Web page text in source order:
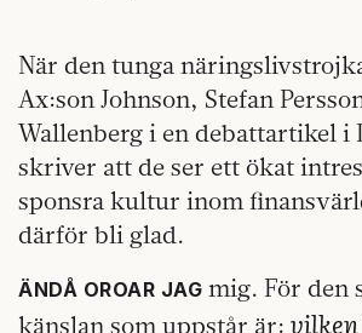
När den tunga
Ax:son Johnson, Stefan
Wallenberg i en debattartikel i
skriver att de ser ett ökat
sponsra kultur inom
därför bli glad.
ÄNDÅ OROAR JAG mig. För den
känslan som uppstår är: vilken